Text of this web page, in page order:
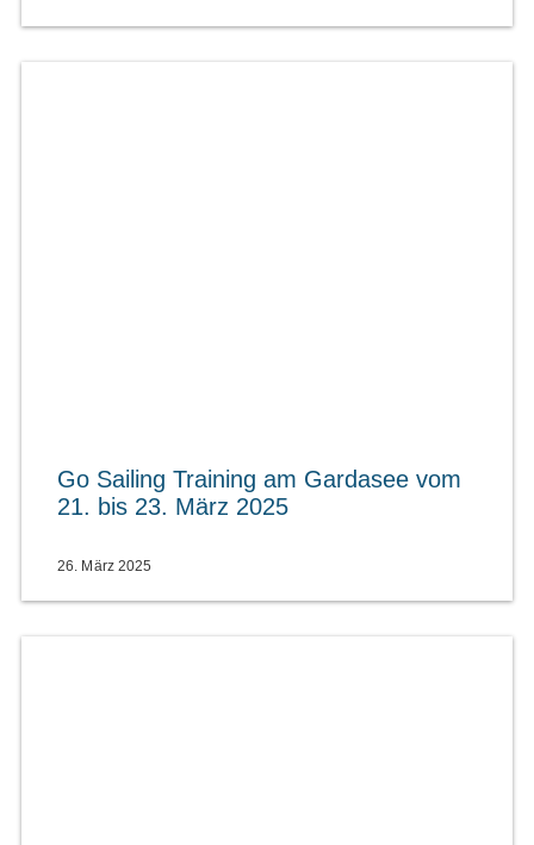
Go Sailing Training am Gardasee vom
21. bis 23. März 2025
26. März 2025